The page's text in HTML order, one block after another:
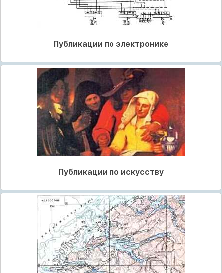
Публикации по электронике
Публикации по искусству